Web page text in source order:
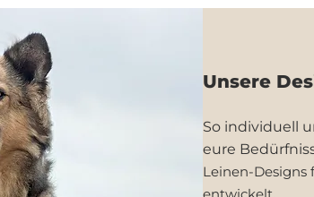
Unsere D
So individuell
eure
Leinen-